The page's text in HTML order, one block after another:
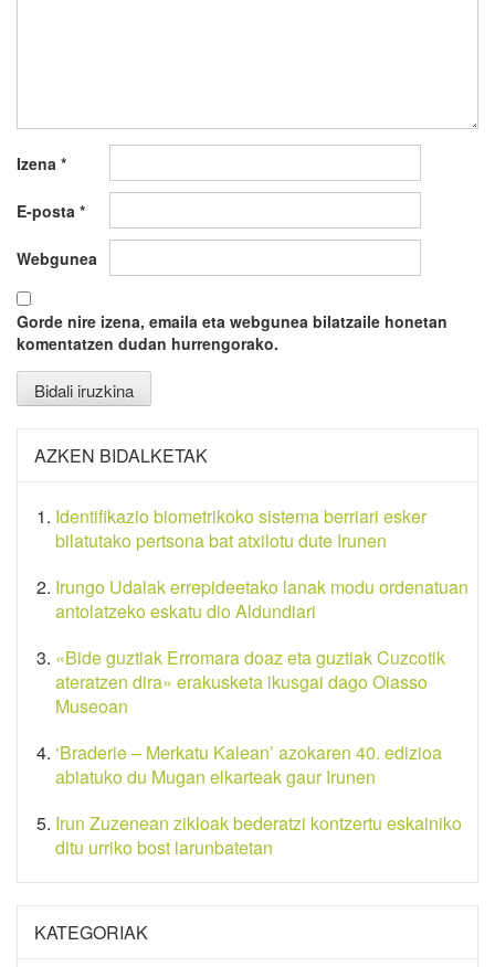
Izena *
E-posta *
Webgunea
Gorde nire izena, emaila eta webgunea bilatzaile honetan
komentatzen dudan hurrengorako.
AZKEN BIDALKETAK
Identifikazio biometrikoko sistema berriari esker
bilatutako pertsona bat atxilotu dute Irunen
Irungo Udalak errepideetako lanak modu ordenatuan
antolatzeko eskatu dio Aldundiari
«Bide guztiak Erromara doaz eta guztiak Cuzcotik
ateratzen dira» erakusketa ikusgai dago Oiasso
Museoan
‘Braderie – Merkatu Kalean’ azokaren 40. edizioa
abiatuko du Mugan elkarteak gaur Irunen
Irun Zuzenean zikloak bederatzi kontzertu eskainiko
ditu urriko bost larunbatetan
KATEGORIAK